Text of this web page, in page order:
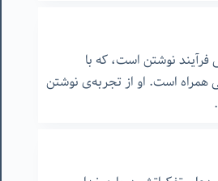
فرآیند نوشتن است، که با
همراه است. او از تجربه‌‌ی نوشتن